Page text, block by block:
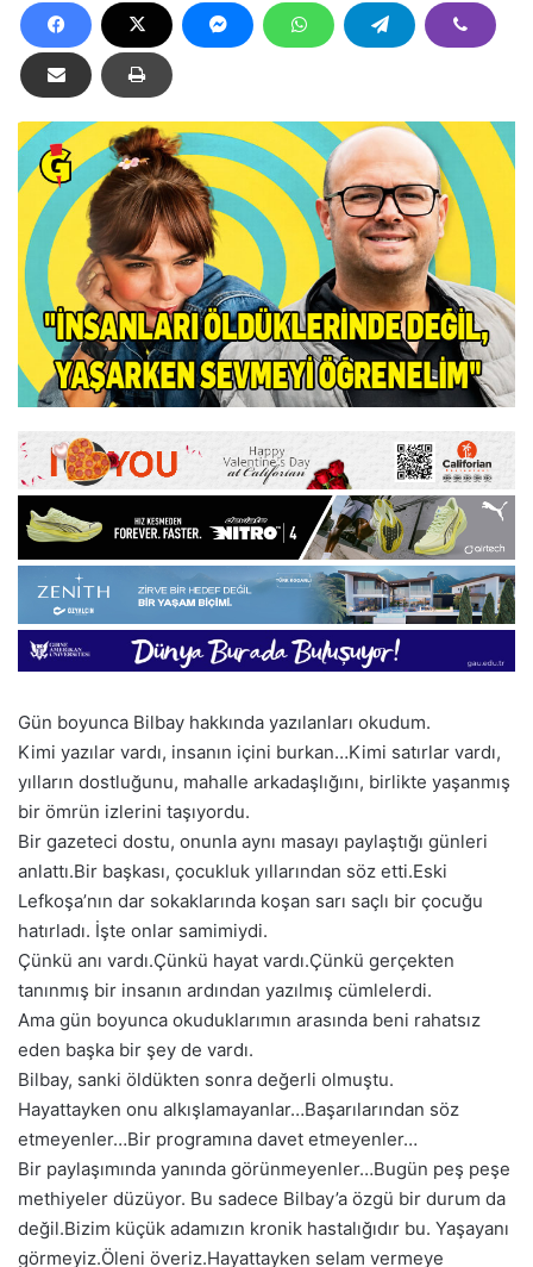
Gün boyunca Bilbay hakkında yazılanları okudum.
Kimi yazılar vardı, insanın içini burkan…Kimi satırlar vardı,
yılların dostluğunu, mahalle arkadaşlığını, birlikte yaşanmış
bir ömrün izlerini taşıyordu.
Bir gazeteci dostu, onunla aynı masayı paylaştığı günleri
anlattı.Bir başkası, çocukluk yıllarından söz etti.Eski
Lefkoşa’nın dar sokaklarında koşan sarı saçlı bir çocuğu
hatırladı. İşte onlar samimiydi.
Çünkü anı vardı.Çünkü hayat vardı.Çünkü gerçekten
tanınmış bir insanın ardından yazılmış cümlelerdi.
Ama gün boyunca okuduklarımın arasında beni rahatsız
eden başka bir şey de vardı.
Bilbay, sanki öldükten sonra değerli olmuştu.
Hayattayken onu alkışlamayanlar…Başarılarından söz
etmeyenler…Bir programına davet etmeyenler…
Bir paylaşımında yanında görünmeyenler…Bugün peş peşe
methiyeler düzüyor. Bu sadece Bilbay’a özgü bir durum da
değil.Bizim küçük adamızın kronik hastalığıdır bu. Yaşayanı
görmeyiz.Öleni överiz.Hayattayken selam vermeye